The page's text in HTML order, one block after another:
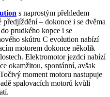
s naprostým přehledem
– dokonce i se dvěma
prudkého kopce i se
skútru C evolution nabízí
motorem dokonce několik
Elektromotor jezdci nabízí
okamžitou, spontánní, avšak
moment motoru nastupuje
spalovacích motorů kvůli